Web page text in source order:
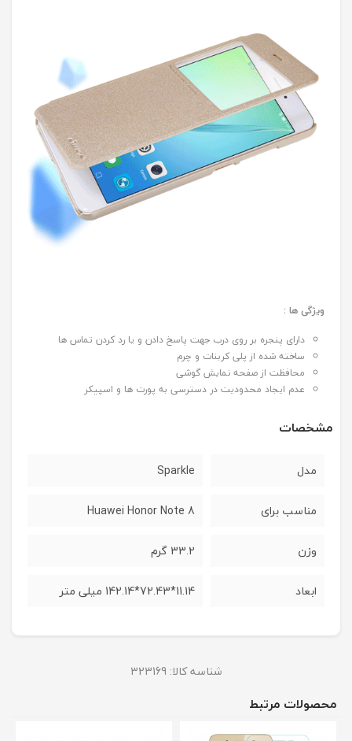
ویژگی ها :
دارای پنجره بر روی درب جهت پاسخ دادن و یا رد کردن تماس ها
ساخته شده از پلی کربنات و چرم
محافظت از صفحه نمایش گوشی
عدم ایجاد محدودیت در دسترسی به پورت ها و اسپیکر
مشخصات
مدل Sparkle
مناسب برای Huawei Honor Note 8
وزن 33.2 گرم
ابعاد 11.14*72.43*142.14 میلی متر
شناسه کالا: 323169
محصولات مرتبط